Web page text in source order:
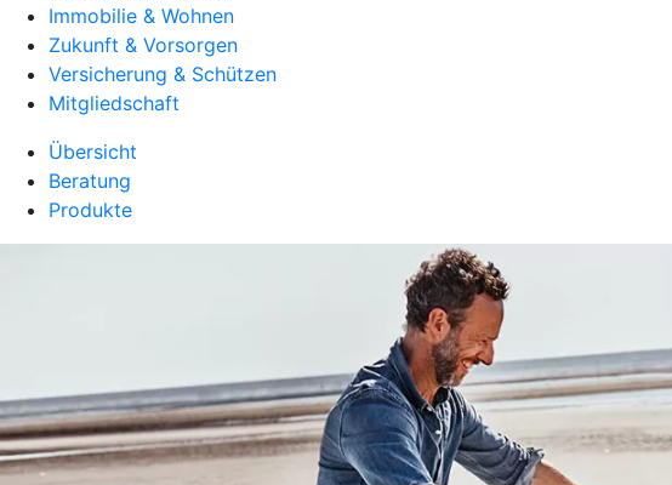
Immobilie & Wohnen
Zukunft & Vorsorgen
Versicherung & Schützen
Mitgliedschaft
Übersicht
Beratung
Produkte